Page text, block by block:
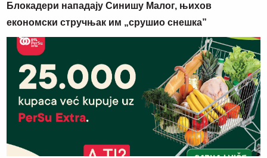
Блокадери нападају Синишу Малог, њихов
економски стручњак им „срушио снешка”